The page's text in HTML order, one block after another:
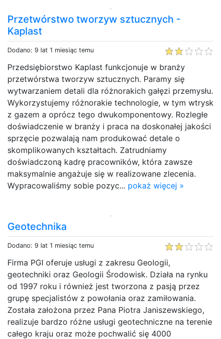
Przetwórstwo tworzyw sztucznych -
Kaplast
Dodano: 9 lat 1 miesiąc temu
Przedsiębiorstwo Kaplast funkcjonuje w branży
przetwórstwa tworzyw sztucznych. Paramy się
wytwarzaniem detali dla różnorakich gałęzi przemysłu.
Wykorzystujemy różnorakie technologie, w tym wtrysk
z gazem a oprócz tego dwukomponentowy. Rozległe
doświadczenie w branży i praca na doskonałej jakości
sprzęcie pozwalają nam produkować detale o
skomplikowanych kształtach. Zatrudniamy
doświadczoną kadrę pracowników, która zawsze
maksymalnie angażuje się w realizowane zlecenia.
Wypracowaliśmy sobie pozyc... pokaż więcej »
Geotechnika
Dodano: 9 lat 1 miesiąc temu
Firma PGI oferuje usługi z zakresu Geologii,
geotechniki oraz Geologii Środowisk. Działa na rynku
od 1997 roku i również jest tworzona z pasją przez
grupę specjalistów z powołania oraz zamiłowania.
Została założona przez Pana Piotra Janiszewskiego,
realizuje bardzo różne usługi geotechniczne na terenie
całego kraju oraz może pochwalić się 4000